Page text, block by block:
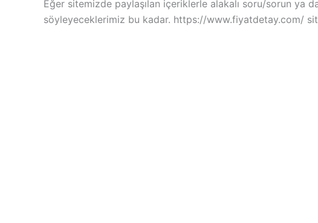
Eğer sitemizde paylaşılan içeriklerle alakalı soru/sorun
söyleyeceklerimiz bu kadar. https://www.fiyatdetay.com/